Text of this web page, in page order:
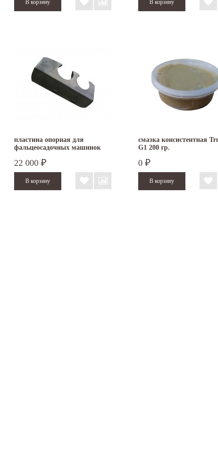
пластина опорная для
фальцеосадочных машинок
22 000 ₽
смазка консистентная
G1 200 гр.
0 ₽